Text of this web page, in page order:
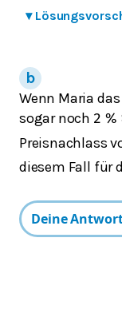
▾
Wenn Maria
sogar noch 2 %
Preisnachlass
diesem Fall für